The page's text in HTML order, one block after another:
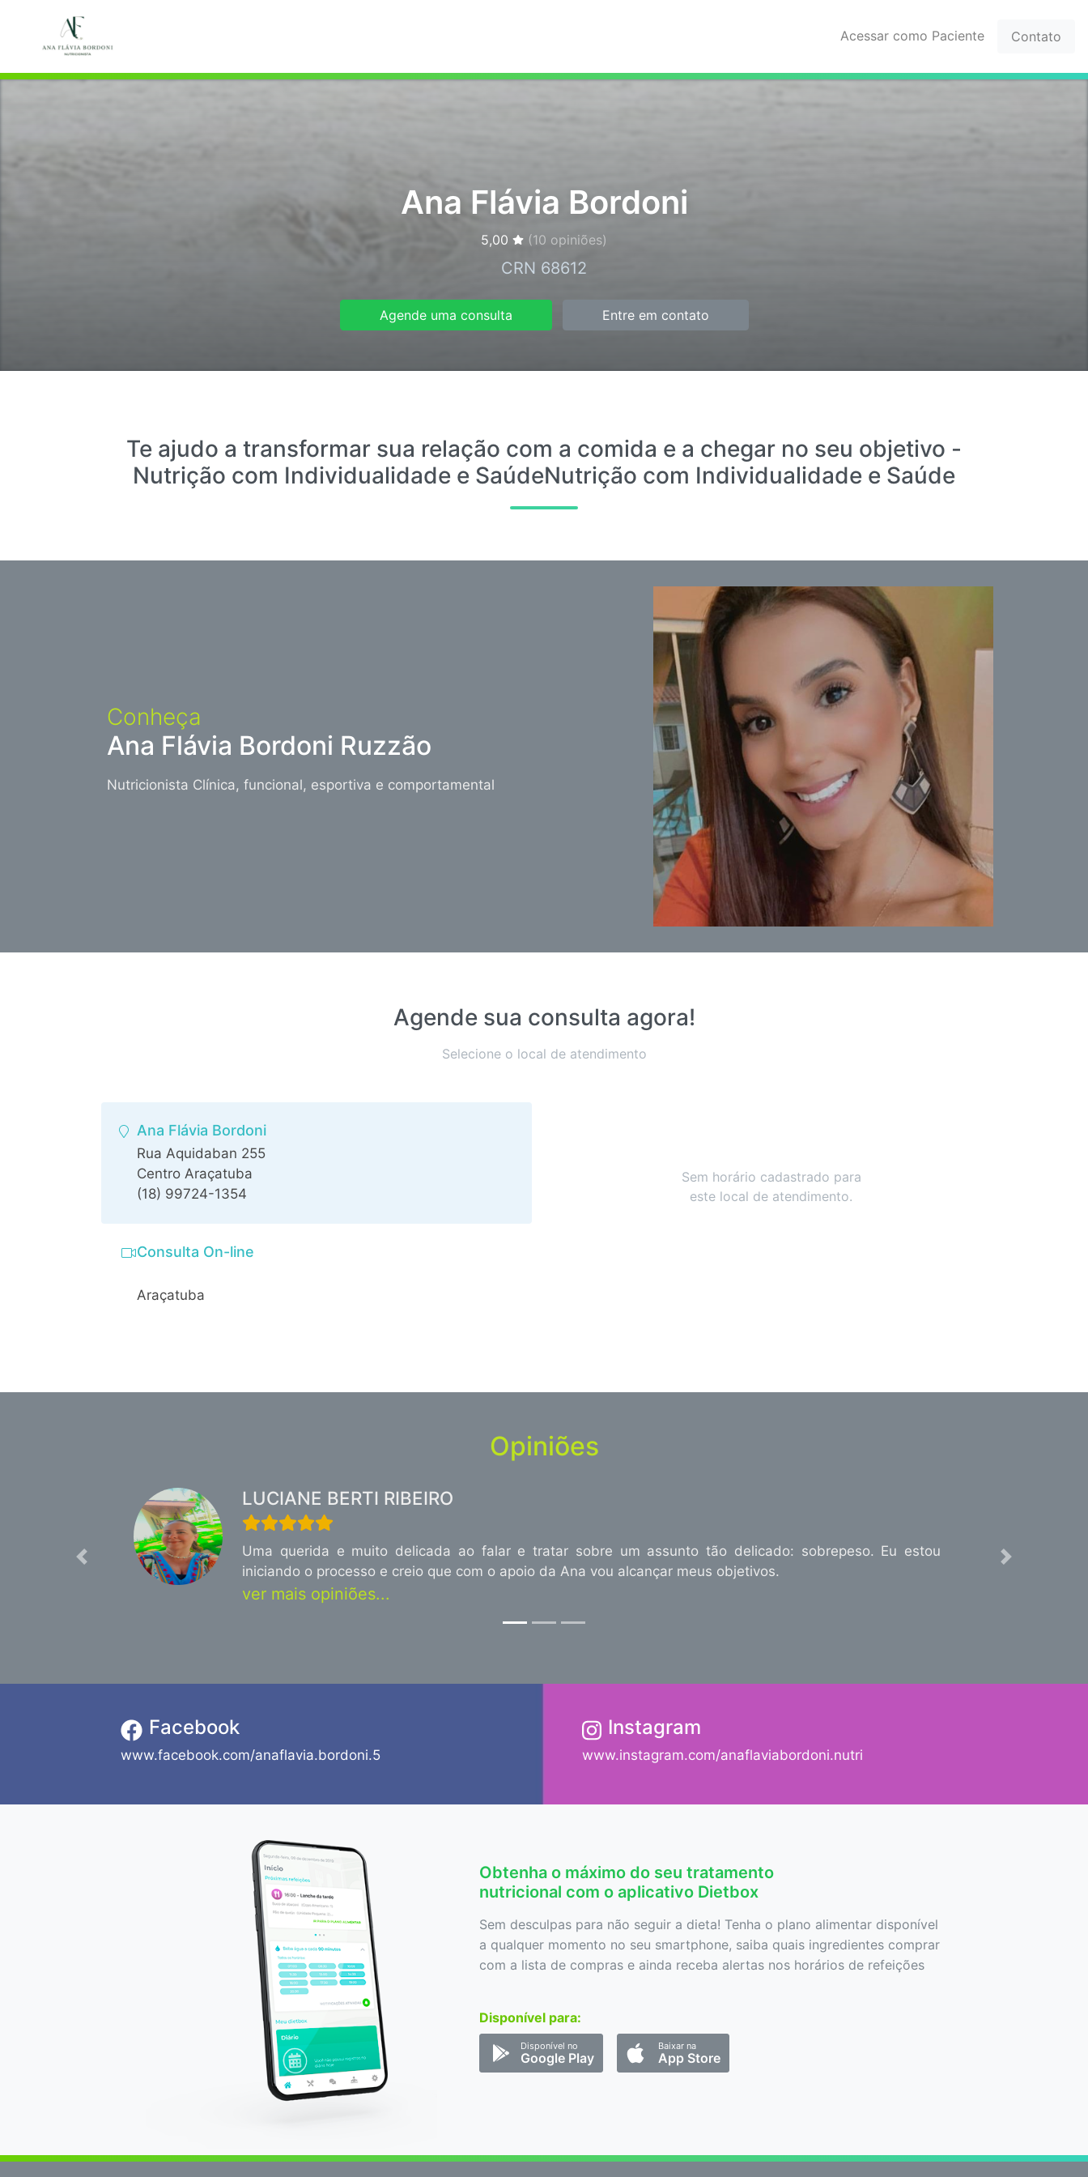
Acessar como Paciente Contato
Ana Flávia Bordoni
5,00 (10 opiniões)
CRN 68612
Agende uma consulta Entre em contato
Te ajudo a transformar sua relação com a comida e a chegar no seu objetivo -
Nutrição com Individualidade e SaúdeNutrição com Individualidade e Saúde
Conheça
Ana Flávia Bordoni Ruzzão
Nutricionista Clínica, funcional, esportiva e comportamental
Agende sua consulta agora!
Selecione o local de atendimento
Ana Flávia Bordoni
Rua Aquidaban 255
Centro Araçatuba
(18) 99724-1354
Consulta On-line
Araçatuba
Sem horário cadastrado para
este local de atendimento.
Opiniões
LUCIANE BERTI RIBEIRO
Uma querida e muito delicada ao falar e tratar sobre um assunto tão delicado: sobrepeso. Eu estou
iniciando o processo e creio que com o apoio da Ana vou alcançar meus objetivos.
ver mais opiniões...
Previous Next
Facebook
www.facebook.com/anaflavia.bordoni.5
Instagram
www.instagram.com/anaflaviabordoni.nutri
Obtenha o máximo do seu tratamento
nutricional com o aplicativo Dietbox
Sem desculpas para não seguir a dieta! Tenha o plano alimentar disponível
a qualquer momento no seu smartphone, saiba quais ingredientes comprar
com a lista de compras e ainda receba alertas nos horários de refeições
Disponível para:
Disponível no
Google Play
Baixar na
App Store